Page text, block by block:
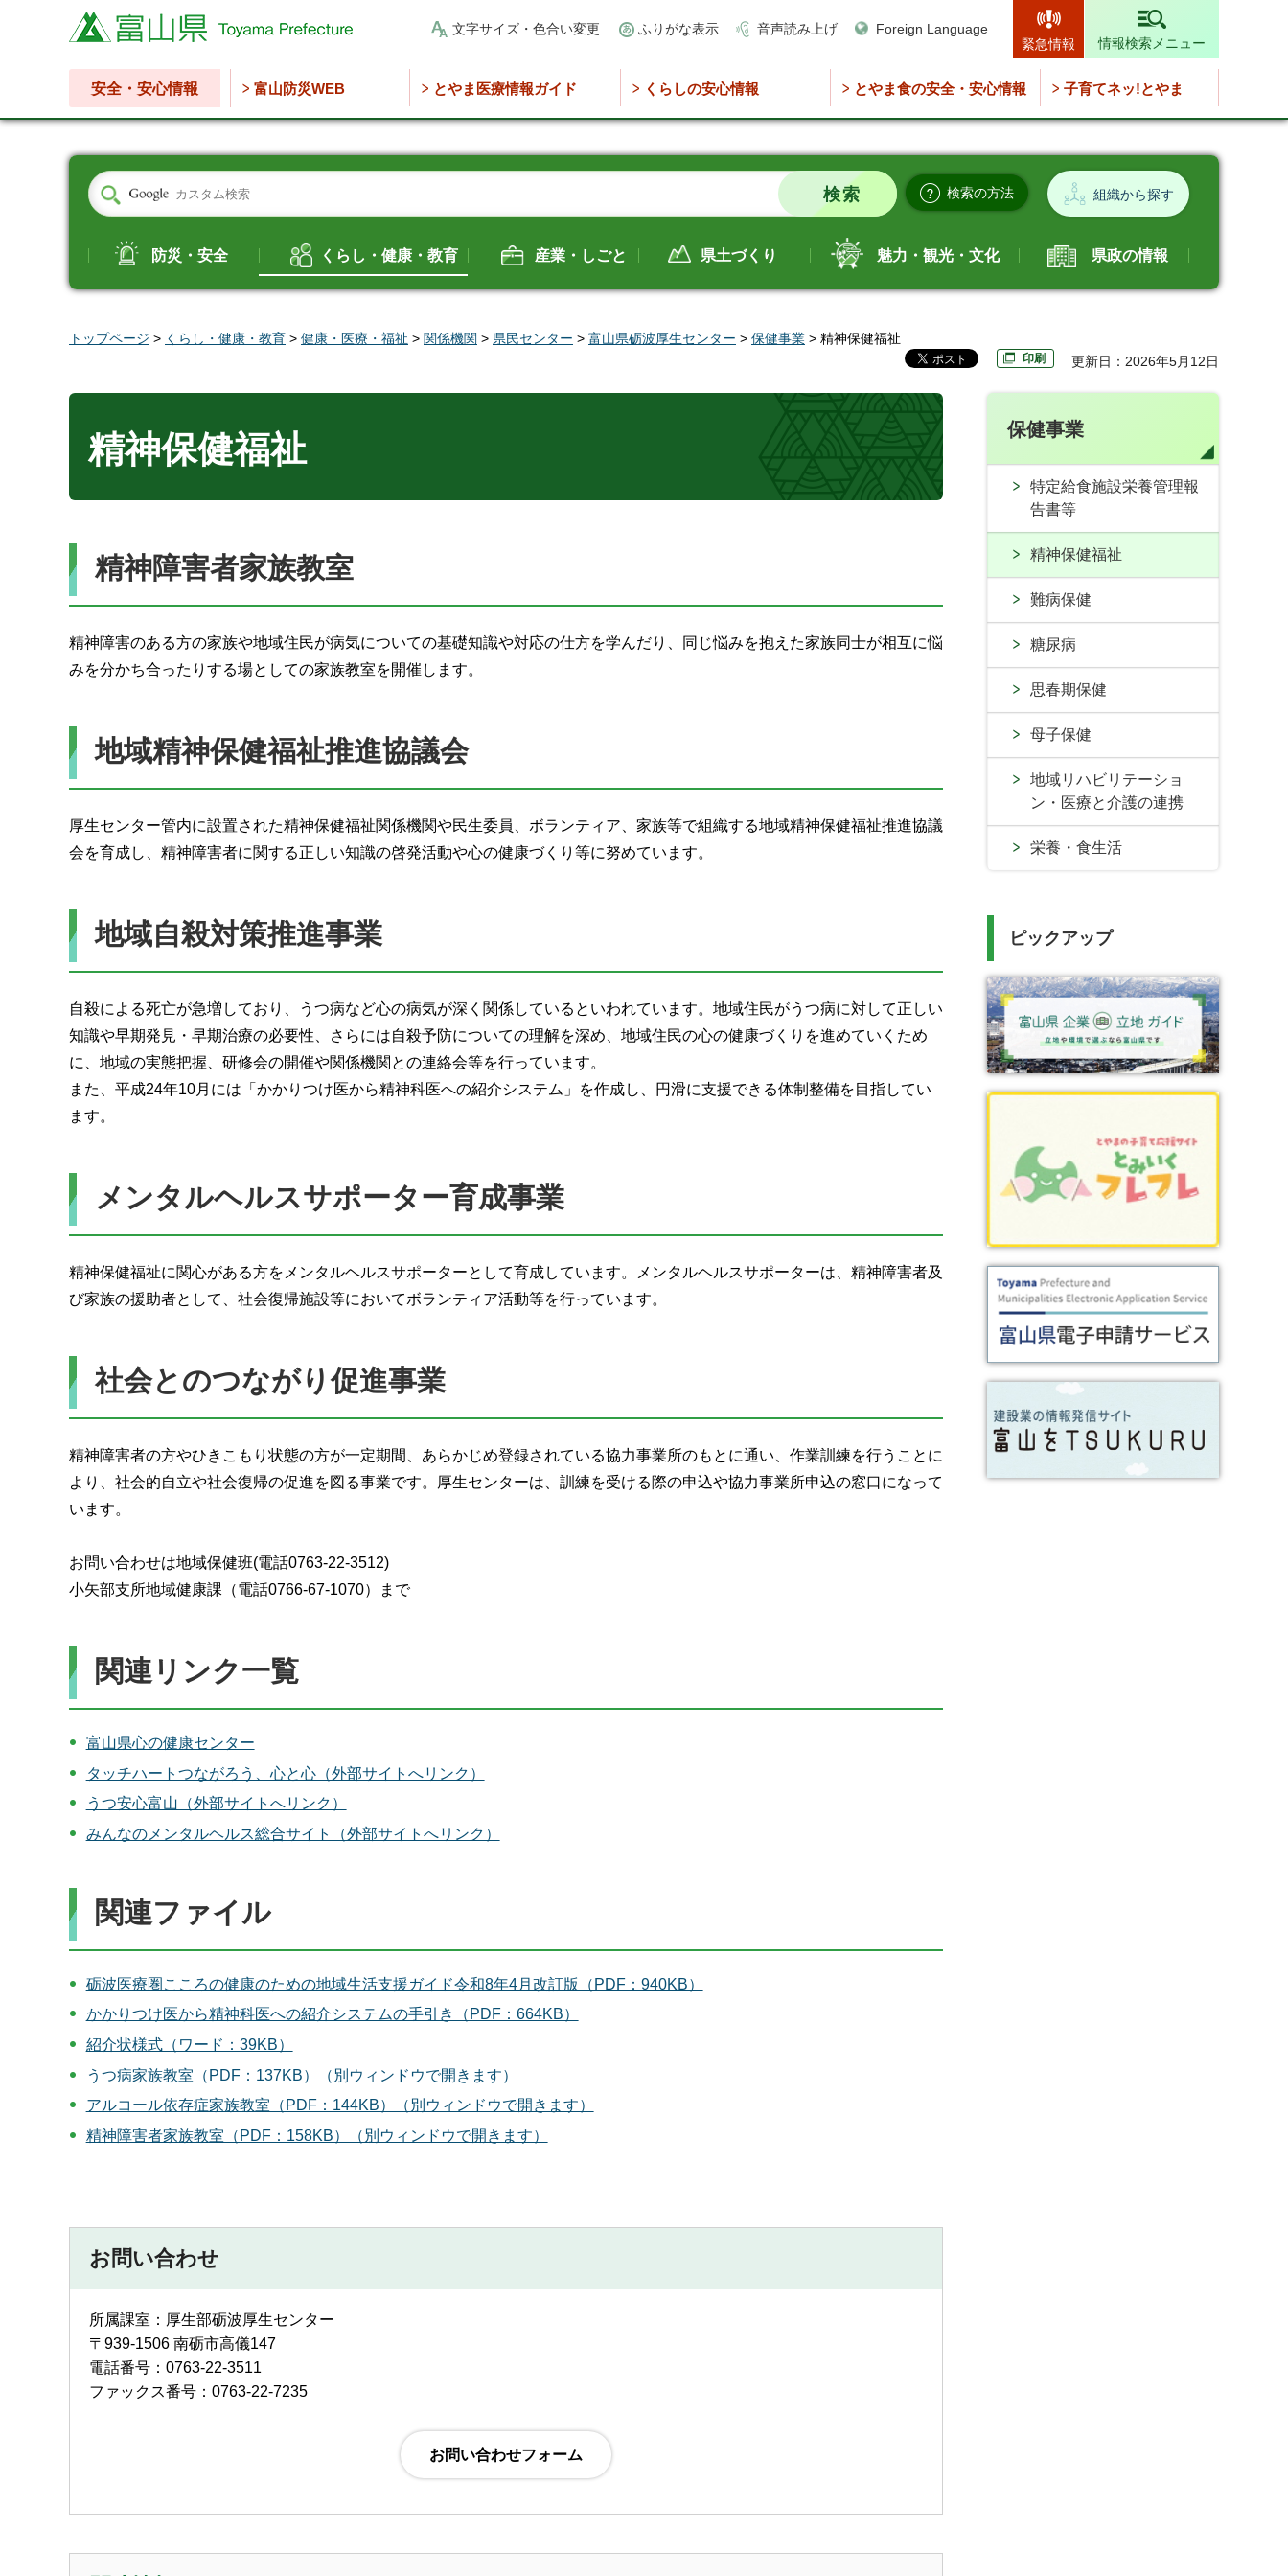
富山県 文字サイズ・色合い変更 ふりがな表示 音声読み上げ
Foreign Language
緊急情報
情報検索メニュー
安全・安心情報 富山防災WEB とやま医療情報ガイド くらしの安心情報 とやま食の安全・安心情報 子育てネッ!とやま
検索の方法 組織から探す
防災・安全 くらし・健康・教育 産業・しごと 県土づくり 魅力・観光・文化 県政の情報
トップページ > くらし・健康・教育 > 健康・医療・福祉 > 関係機関 > 県民センター > 富山県砺波厚生センター > 保健事業 > 精神保健福祉
印刷 更新日：2026年5月12日
精神保健福祉
精神障害者家族教室
精神障害のある方の家族や地域住民が病気についての基礎知識や対応の仕方を学んだり、同じ悩みを抱えた家族同士が相互に悩
みを分かち合ったりする場としての家族教室を開催します。
地域精神保健福祉推進協議会
厚生センター管内に設置された精神保健福祉関係機関や民生委員、ボランティア、家族等で組織する地域精神保健福祉推進協議
会を育成し、精神障害者に関する正しい知識の啓発活動や心の健康づくり等に努めています。
地域自殺対策推進事業
自殺による死亡が急増しており、うつ病など心の病気が深く関係しているといわれています。地域住民がうつ病に対して正しい
知識や早期発見・早期治療の必要性、さらには自殺予防についての理解を深め、地域住民の心の健康づくりを進めていくため
に、地域の実態把握、研修会の開催や関係機関との連絡会等を行っています。
また、平成24年10月には「かかりつけ医から精神科医への紹介システム」を作成し、円滑に支援できる体制整備を目指してい
ます。
メンタルヘルスサポーター育成事業
精神保健福祉に関心がある方をメンタルヘルスサポーターとして育成しています。メンタルヘルスサポーターは、精神障害者及
び家族の援助者として、社会復帰施設等においてボランティア活動等を行っています。
社会とのつながり促進事業
精神障害者の方やひきこもり状態の方が一定期間、あらかじめ登録されている協力事業所のもとに通い、作業訓練を行うことに
より、社会的自立や社会復帰の促進を図る事業です。厚生センターは、訓練を受ける際の申込や協力事業所申込の窓口になって
います。
お問い合わせは地域保健班(電話0763-22-3512)
小矢部支所地域健康課（電話0766-67-1070）まで
関連リンク一覧
富山県心の健康センター
タッチハートつながろう、心と心（外部サイトへリンク）
うつ安心富山（外部サイトへリンク）
みんなのメンタルヘルス総合サイト（外部サイトへリンク）
関連ファイル
砺波医療圏こころの健康のための地域生活支援ガイド令和8年4月改訂版（PDF：940KB）
かかりつけ医から精神科医への紹介システムの手引き（PDF：664KB）
紹介状様式（ワード：39KB）
うつ病家族教室（PDF：137KB）（別ウィンドウで開きます）
アルコール依存症家族教室（PDF：144KB）（別ウィンドウで開きます）
精神障害者家族教室（PDF：158KB）（別ウィンドウで開きます）
お問い合わせ
所属課室：厚生部砺波厚生センター
〒939-1506 南砺市高儀147
電話番号：0763-22-3511
ファックス番号：0763-22-7235
保健事業
特定給食施設栄養管理報
告書等
精神保健福祉
難病保健
糖尿病
思春期保健
母子保健
地域リハビリテーショ
ン・医療と介護の連携
栄養・食生活
ピックアップ